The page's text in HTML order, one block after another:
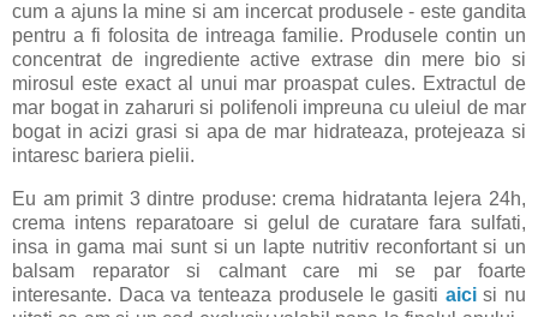
cum a ajuns la mine si am incercat produsele - este gandita
pentru a fi folosita de intreaga familie. Produsele contin un
concentrat de ingrediente active extrase din mere bio si
mirosul este exact al unui mar proaspat cules. Extractul de
mar bogat in zaharuri si polifenoli impreuna cu uleiul de mar
bogat in acizi grasi si apa de mar hidrateaza, protejeaza si
intaresc bariera pielii.
Eu am primit 3 dintre produse: crema hidratanta lejera 24h,
crema intens reparatoare si gelul de curatare fara sulfati,
insa in gama mai sunt si un lapte nutritiv reconfortant si un
balsam reparator si calmant care mi se par foarte
interesante. Daca va tenteaza produsele le gasiti aicisi nu